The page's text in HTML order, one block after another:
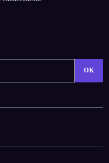
OK